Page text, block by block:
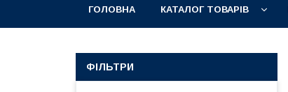
ГОЛОВНА КАТАЛОГ ТОВАРІВ
ФІЛЬТРИ